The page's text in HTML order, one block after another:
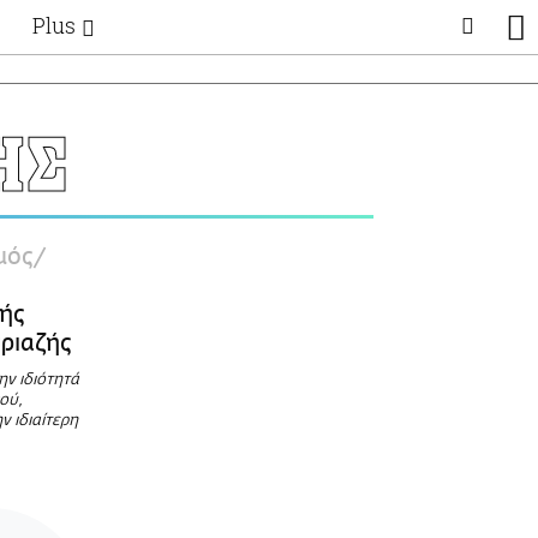
Plus
Αφιερώματα
Ζώδια
Οι Αθηναίοι
Επιλογές
ιδιότητά
ιδιαίτερη